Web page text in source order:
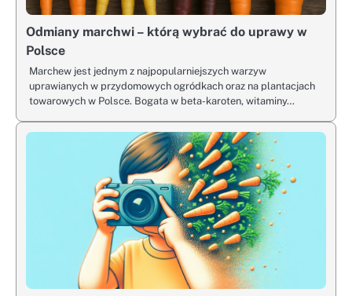
Odmiany marchwi – którą wybrać do uprawy w
Polsce
Marchew jest jednym z najpopularniejszych warzyw
uprawianych w przydomowych ogródkach oraz na plantacjach
towarowych w Polsce. Bogata w beta-karoten, witaminy…